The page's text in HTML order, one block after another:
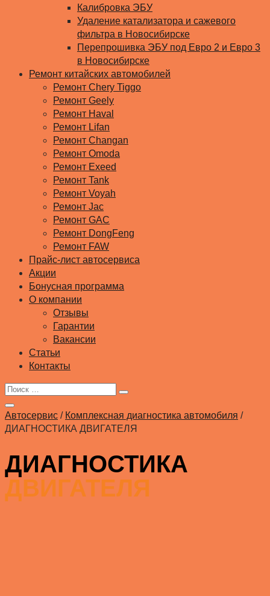
Калибровка ЭБУ
Удаление катализатора и сажевого
фильтра в Новосибирске
Перепрошивка ЭБУ под Евро 2 и Евро 3
в Новосибирске
Ремонт китайских автомобилей
Ремонт Chery Tiggo
Ремонт Geely
Ремонт Haval
Ремонт Lifan
Ремонт Changan
Ремонт Omoda
Ремонт Exeed
Ремонт Tank
Ремонт Voyah
Ремонт Jac
Ремонт GAC
Ремонт DongFeng
Ремонт FAW
Прайс-лист автосервиса
Акции
Бонусная программа
О компании
Отзывы
Гарантии
Вакансии
Статьи
Контакты
Автосервис / Комплексная диагностика автомобиля /
ДИАГНОСТИКА ДВИГАТЕЛЯ
ДИАГНОСТИКА
ДВИГАТЕЛЯ